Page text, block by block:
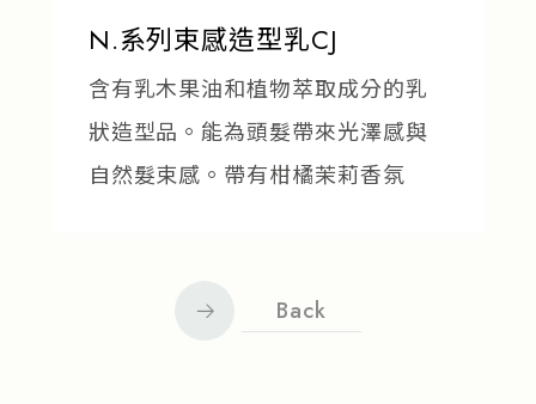
N.系列束感造型乳CJ
含有乳木果油和植物萃取成分的乳
狀造型品。能為頭髮帶來光澤感與
自然髮束感。帶有柑橘茉莉香氛
Back